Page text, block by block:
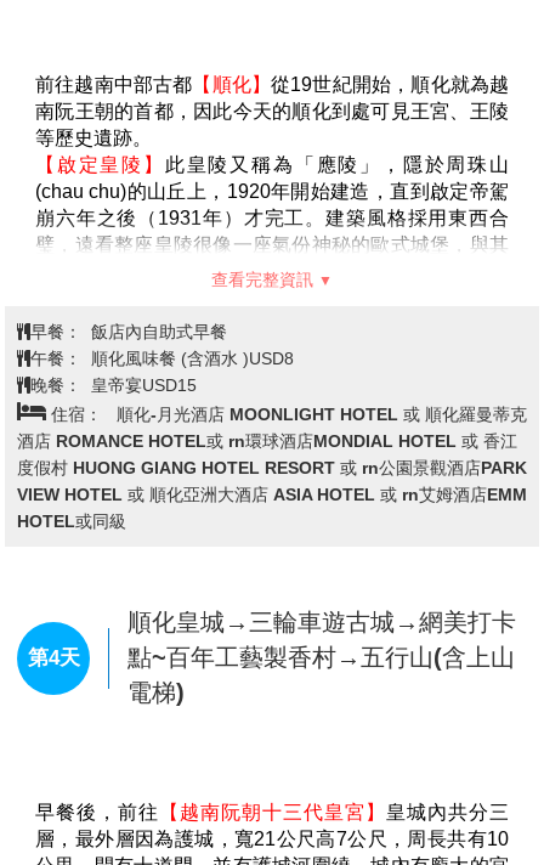
集合於桃園國際機場，搭乘直飛航班飛往越南中部第一
大城 『峴港』 。
峴港人口約100萬，為中部最大的深水港口及商業中
心。由於位置良好，港口條件佳，自古以來就是重要的
國際港口與轉運站，非常繁榮。峴港被美國國家地理雜
灘、現代文明與自然的完美結合。也是世界著名的六大
度假勝地！
※旅遊提示：
1.桃園/峴港 飛行時間2.5小時
2.峴港機場-峴港市區車程約15分鐘
3.峴港-會安 車程約30分鐘
查看完整資訊
早餐：
X X X
午餐：
不含機上餐
晚餐：
越式料理(含酒水)USD10或 椰子雞火鍋風味餐USD10
住宿： 會安-迷迭香精品酒店ROSEMARY BOUTIQUE
HOTEL或 藍天精品酒店BLUE SKY BOUTIQUE 或 菲維特爾酒店
FIVITEL HOTEL或 阿米納蘭塔納飯店AMINA LANTANA HOIAN或
會安→漫遊迦南島搭乘傳統竹桶船及